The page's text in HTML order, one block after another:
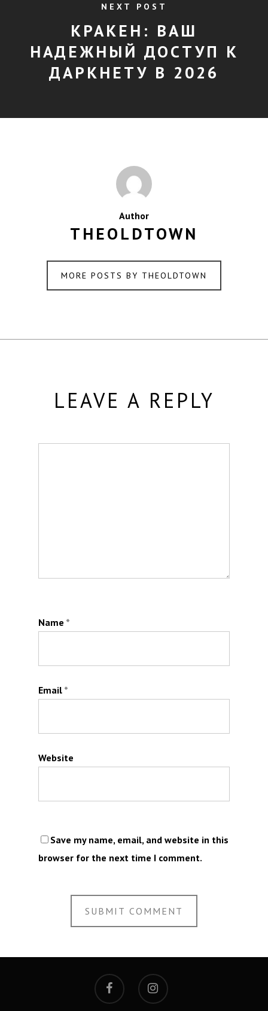
NEXT POST
КРАКЕН: ВАШ
НАДЕЖНЫЙ ДОСТУП К
ДАРКНЕТУ В 2026
Author
THEOLDTOWN
MORE POSTS BY THEOLDTOWN
LEAVE A REPLY
Name *
Email *
Website
Save my name, email, and website in this
browser for the next time I comment.